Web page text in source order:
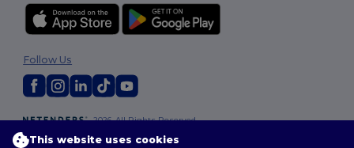
2026. All Rights Reserved
Terms & Conditions
Customization Policy
Follow Us
This website uses cookies